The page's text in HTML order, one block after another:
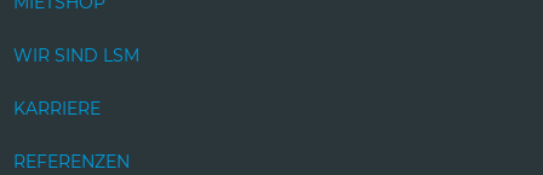
WIR SIND LSM
KARRIERE
REFERENZEN